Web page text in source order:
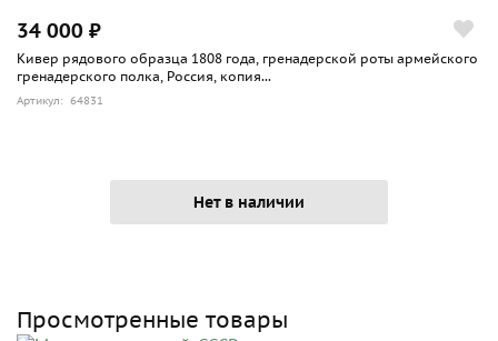
34 000 ₽
Кивер рядового образца 1808 года, гренадерской роты армейского
гренадерского полка, Россия, копия...
Артикул: 64831
Нет в наличии
Просмотренные товары